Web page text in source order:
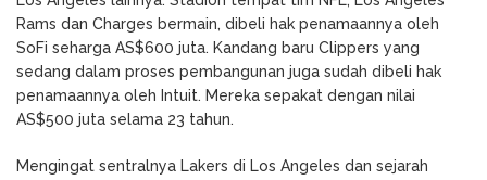
Rams dan Charges bermain, dibeli hak penamaannya oleh
SoFi seharga AS$600 juta. Kandang baru Clippers yang
sedang dalam proses pembangunan juga sudah dibeli hak
penamaannya oleh Intuit. Mereka sepakat dengan nilai
AS$500 juta selama 23 tahun.
Mengingat sentralnya Lakers di Los Angeles dan sejarah